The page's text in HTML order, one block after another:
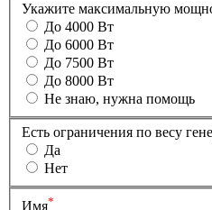
Укажите максимальную
До 4000 Вт
До 6000 Вт
До 7500 Вт
До 8000 Вт
Не знаю, нужна помощь
Есть ограничения по весу
Да
Нет
Имя*